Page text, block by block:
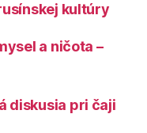
kultúry
a ničota –
diskusia pri čaji